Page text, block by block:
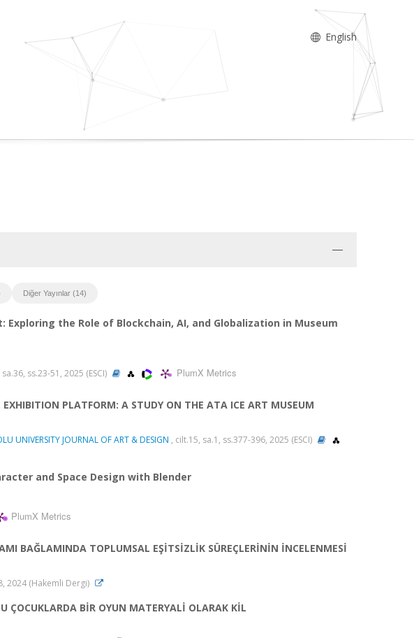
English
Diğer Yayınlar (14)
the Role of Blockchain, AI, and Globalization in Museum
sa.36, ss.23-51, 2025 (ESCI) PlumX Metrics
PLATFORM: A STUDY ON THE ATA ICE ART MUSEUM
UNIVERSITY JOURNAL OF ART & DESIGN , cilt.15, sa.1, ss.377-396, 2025 (ESCI)
and Space Design with Blender
PlumX Metrics
BAĞLAMINDA TOPLUMSAL EŞİTSİZLİK SÜREÇLERİNİN İNCELENMESİ
2024 (Hakemli Dergi)
ÇOCUKLARDA BİR OYUN MATERYALİ OLARAK KİL